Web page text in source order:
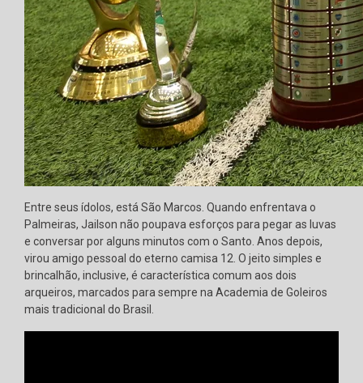
Entre seus ídolos, está São Marcos. Quando enfrentava o
Palmeiras, Jailson não poupava esforços para pegar as luvas
e conversar por alguns minutos com o Santo. Anos depois,
virou amigo pessoal do eterno camisa 12. O jeito simples e
brincalhão, inclusive, é característica comum aos dois
arqueiros, marcados para sempre na Academia de Goleiros
mais tradicional do Brasil.